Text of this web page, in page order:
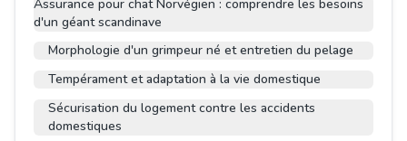
Assurance pour chat Norvégien : comprendre les besoins
d'un géant scandinave
Morphologie d'un grimpeur né et entretien du pelage
Tempérament et adaptation à la vie domestique
Sécurisation du logement contre les accidents
domestiques